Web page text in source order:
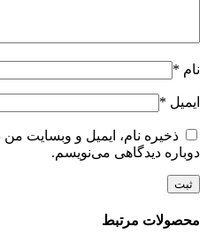
نام *
ایمیل *
ذخیره نام، ایمیل و وبسایت
دوباره دیدگاهی می‌نویسم.
محصولات مرتبط